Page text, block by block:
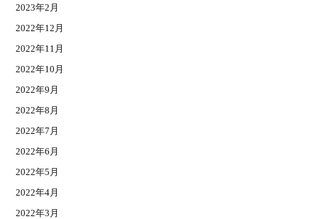
2023年2月
2022年12月
2022年11月
2022年10月
2022年9月
2022年8月
2022年7月
2022年6月
2022年5月
2022年4月
2022年3月